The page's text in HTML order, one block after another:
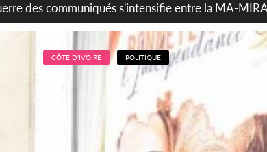
2026, Thiam plaide pour un environnement
CÔTE D'IVOIRE POLITIQUE